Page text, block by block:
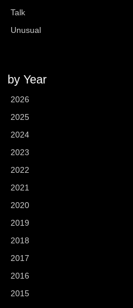
Talk
Unusual
by Year
2026
2025
2024
2023
2022
2021
2020
2019
2018
2017
2016
2015